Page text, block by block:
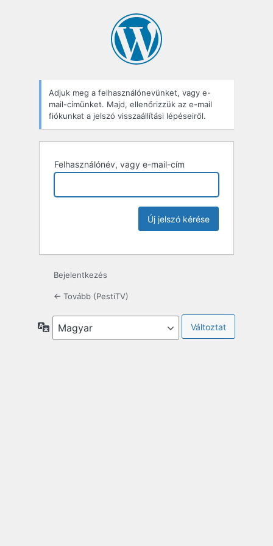
Adjuk meg a felhasználónevünket, vagy e-
mail-címünket. Majd, ellenőrizzük az e-mail
fiókunkat a jelszó visszaállítási lépéseiről.
Felhasználónév, vagy e-mail-cím
Bejelentkezés
← Tovább (PestiTV)
Nyelv